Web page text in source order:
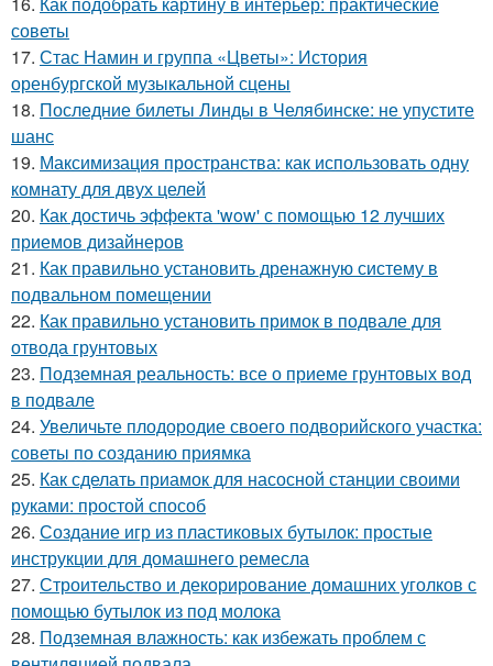
советы
17. Стас Намин и группа «Цветы»: История
оренбургской музыкальной сцены
18. Последние билеты Линды в Челябинске: не упустите
шанс
19. Максимизация пространства: как использовать одну
комнату для двух целей
20. Как достичь эффекта 'wow' с помощью 12 лучших
приемов дизайнеров
21. Как правильно установить дренажную систему в
подвальном помещении
22. Как правильно установить примок в подвале для
отвода грунтовых
23. Подземная реальность: все о приеме грунтовых вод
в подвале
24. Увеличьте плодородие своего подворийского участка:
советы по созданию приямка
25. Как сделать приамок для насосной станции своими
руками: простой способ
26. Создание игр из пластиковых бутылок: простые
инструкции для домашнего ремесла
27. Строительство и декорирование домашних уголков с
помощью бутылок из под молока
28. Подземная влажность: как избежать проблем с